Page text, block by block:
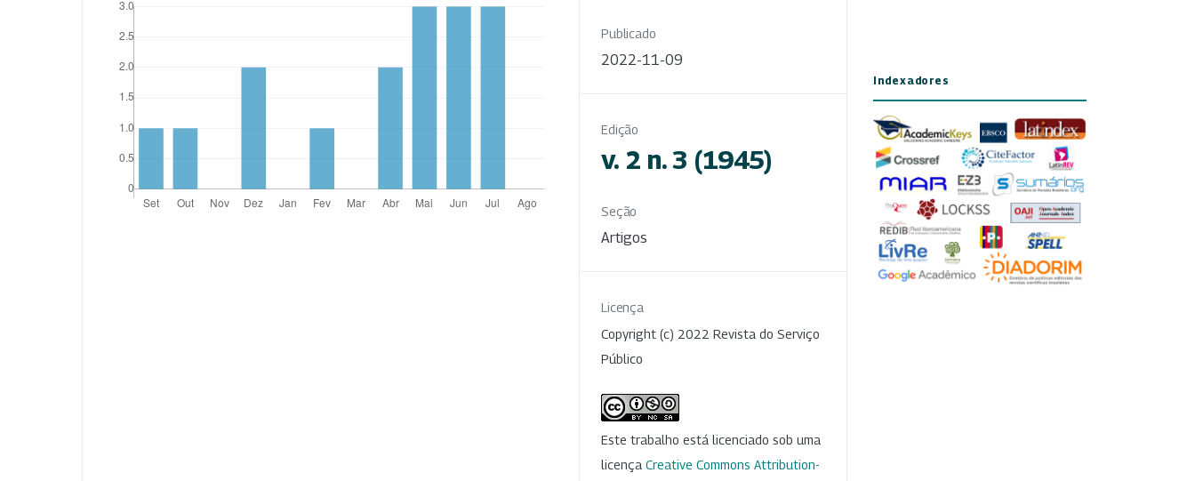
Publicado
2022-11-09
Edição
v. 2 n. 3 (1945)
Seção
Artigos
Licença
Copyright (c) 2022 Revista do Serviço
Público
Este trabalho está licenciado sob uma
licença Creative Commons Attribution-
Indexadores